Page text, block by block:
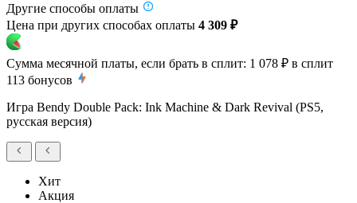
Другие способы оплаты
Цена при других способах оплаты 4 309 ₽
Сумма месячной платы, если брать в сплит: 1 078 ₽ в сплит
113 бонусов
Игра Bendy Double Pack: Ink Machine & Dark Revival (PS5,
русская версия)
Хит
Акция